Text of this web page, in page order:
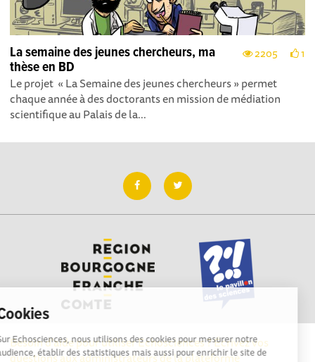
Cookies
Sur Echosciences, nous utilisons des cookies pour mesurer notre
audience, établir des statistiques mais aussi pour enrichir le site de
2205 1
La semaine des jeunes chercheurs, ma
thèse en BD
Le projet « La Semaine des jeunes chercheurs » permet
chaque année à des doctorants en mission de médiation
scientifique au Palais de la...
Besoin d'aide pour utiliser Echosciences ? Écrivez vos
questions aux administrateurs de la plateforme